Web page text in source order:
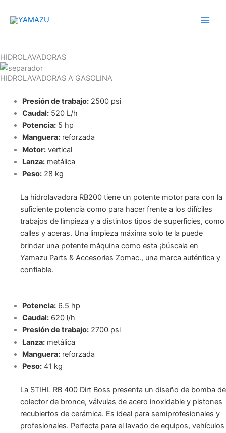
HIDROLAVADORAS
HIDROLAVADORAS A GASOLINA
Presión de trabajo:2500 psi
Caudal:520 L/h
Potencia:5 hp
Manguera:reforzada
Motor:vertical
Lanza:metálica
Peso:28 kg
La hidrolavadora RB200 tiene un potente motor para con la
suficiente potencia como para hacer frente a los difíciles
trabajos de limpieza y a distintos tipos de superficies, como
calles y aceras. Una limpieza máxima solo te la puede
brindar una potente máquina como esta ¡búscala en
Yamazu Parts & Accesories Zomac., una marca auténtica y
confiable.
Potencia:6.5 hp
Caudal:620 l/h
Presión de trabajo:2700 psi
Lanza:metálica
Manguera:reforzada
Peso:41 kg
La STIHL RB 400 Dirt Boss presenta un diseño de bomba de
colector de bronce, válvulas de acero inoxidable y pistones
recubiertos de cerámica. Es ideal para semiprofesionales y
profesionales. Perfecta para el lavado de equipos, vehículos